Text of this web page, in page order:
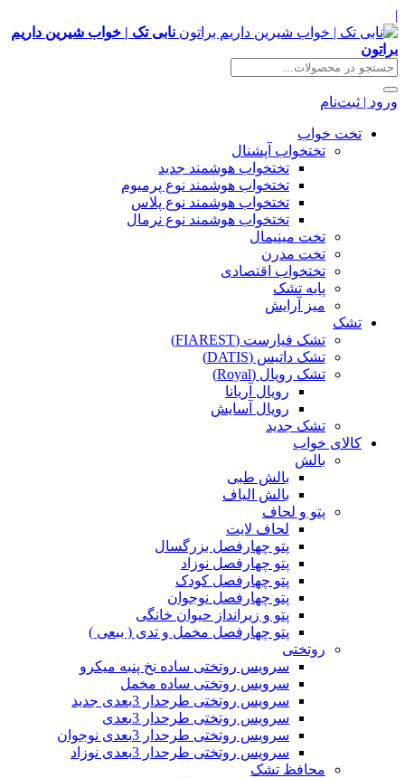
|
نابی تک | خواب شیرین داریم
براتون
ورود | ثبت‌نام
تخت خواب
تختخواب آپشنال
تختخواب هوشمند جدید
تختخواب هوشمند نوع پرمیوم
تختخواب هوشمند نوع پلاس
تختخواب هوشمند نوع نرمال
تخت مینیمال
تخت مدرن
تختخواب اقتصادی
پایه تشک
میز آرایش
تشک
تشک فیارست (FIAREST)
تشک داتیس (DATIS)
تشک رویال (Royal)
رویال آریانا
رویال آسایش
تشک جدید
کالای خواب
بالش
بالش طبی
بالش الیاف
پتو و لحاف
لحاف لایت
پتو چهارفصل بزرگسال
پتو چهارفصل نوزاد
پتو چهارفصل کودک
پتو چهارفصل نوجوان
پتو و زیرانداز حیوان خانگی
پتو چهارفصل مخمل و تدی ( ببعی )
روتختی
سرویس روتختی ساده نخ پنبه میکرو
سرویس روتختی ساده مخمل
سرویس روتختی طرحدار 3بعدی جدید
سرویس روتختی طرحدار 3بعدی
سرویس روتختی طرحدار 3بعدی نوجوان
سرویس روتختی طرحدار 3بعدی نوزاد
محافظ تشک